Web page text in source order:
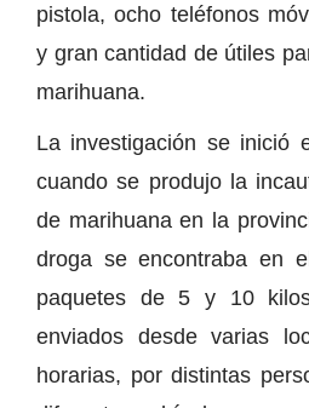
pistola, ocho teléfonos
y gran cantidad de útiles
marihuana.
La investigación se inició
cuando se produjo la
de marihuana en la
droga se encontraba en
paquetes de 5 y 10
enviados desde varias
horarias, por distintas